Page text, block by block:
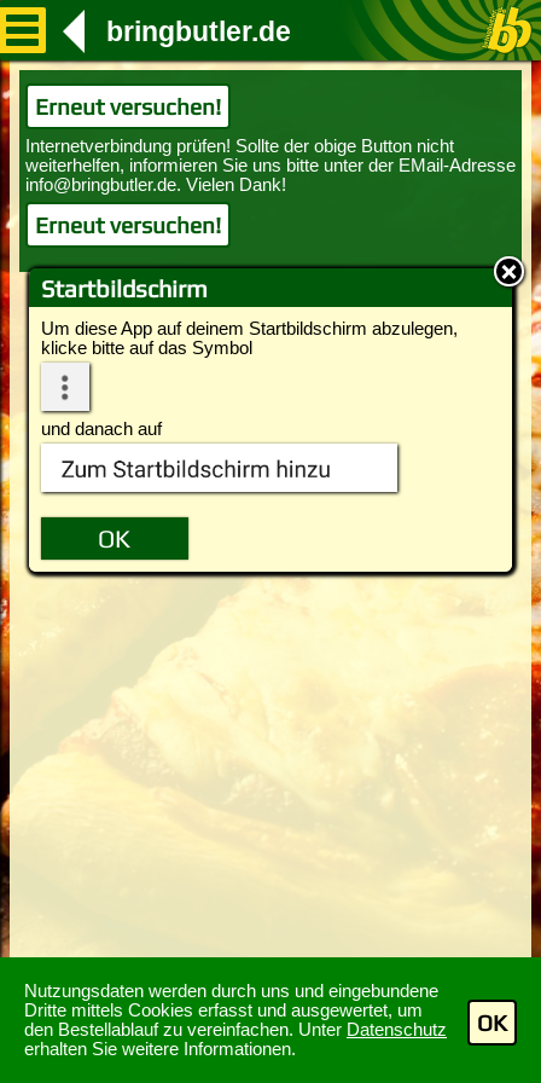
Nutzungsdaten werden durch uns und eingebundene
Dritte mittels Cookies erfasst und ausgewertet, um
den Bestellablauf zu vereinfachen. Unter Datenschutz
erhalten Sie weitere Informationen.
OK
Startbildschirm
Um diese App auf deinem Startbildschirm abzulegen,
klicke bitte auf das Symbol
und danach auf
bringbutler.de
Erneut versuchen!
Erneut versuchen!